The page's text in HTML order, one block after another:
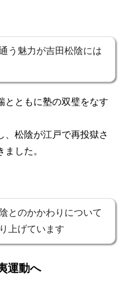
う魅力が吉田松陰には
とともに塾の双璧をなす
、松陰が江戸で再投獄さ
した。
とのかかわりについて
上げています
運動へ